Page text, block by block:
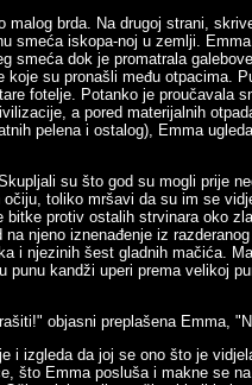
malog brda. Na drugoj strani,
smeća iskopa-noj u zemlji.
smeća dok je promatrala
koje su pronašli među otpacima.
fotelje. Potanko je proučavala
a pored materijalnih
pelena i ostalog), Emma
su što god su mogli prije
toliko mršavi da su im se
bitke protiv ostalih strvinara oko
njeno iznenađenje iz
i njezinih šest gladnih mačića.
punu kandži uperi prema velikoj
objasni preplašena Emma,
i izgleda da joj se ono što je
što Emma posluša i makne se